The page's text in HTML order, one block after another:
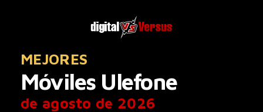
MEJORES
Móviles Ulefone
de agosto de 2026